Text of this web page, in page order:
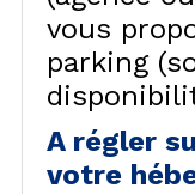
vous
parking
A régler
votre